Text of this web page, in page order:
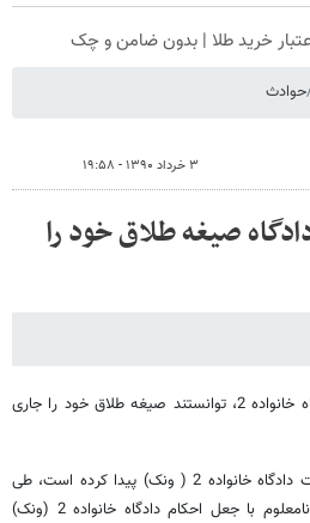
حوادث
۳ خرداد ۱۳۹۰ - ۱۹:۵۸
صیغه طلاق خود را
2 زن 30 ساله با جعل احکام دادگاه خانواده 2، توانستند صیغه طلاق خود را جاری
بر اساس اطلاعاتی که یکی از قضات دادگاه خانواده 2 ( ونک) پیدا کرده است، طی
چند روز گذشته 2 زن به دلایلی نامعلوم با جعل احکام دادگاه خانواده 2 (ونک)